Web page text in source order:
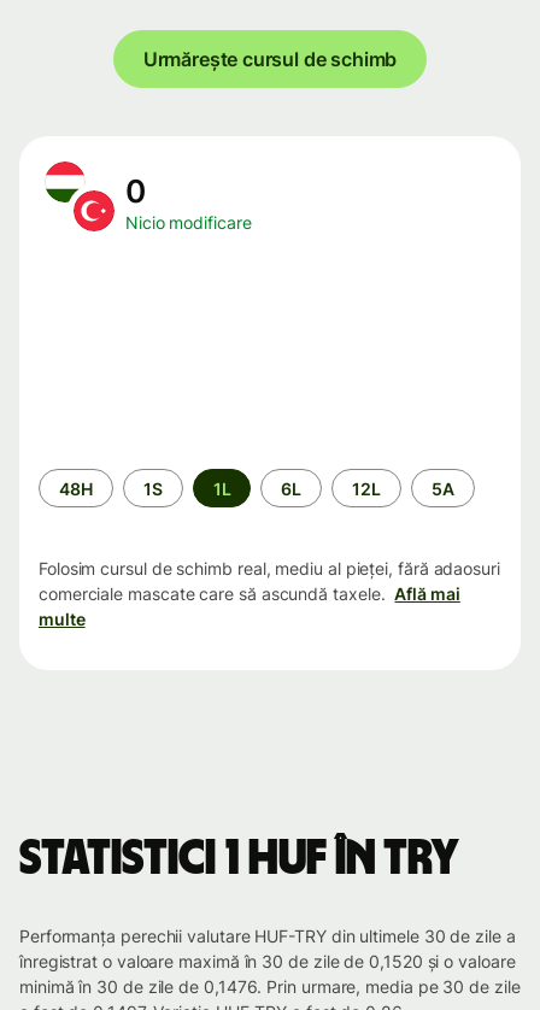
Urmărește cursul de schimb
0
Nicio modificare
Perioada
48H 1S 1L 6L 12L 5A
Folosim cursul de schimb real, mediu al pieței, fără adaosuri
comerciale mascate care să ascundă taxele. Află mai
multe
Statistici 1 HUF în TRY
Performanța perechii valutare HUF-TRY din ultimele 30 de zile a
înregistrat o valoare maximă în 30 de zile de 0,1520 și o valoare
minimă în 30 de zile de 0,1476. Prin urmare, media pe 30 de zile